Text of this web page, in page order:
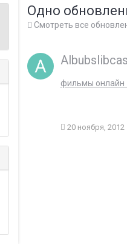
Одно
Смотреть все
фильмы онлайн
20 ноября, 2012